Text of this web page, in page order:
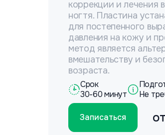
коррекции и лечения
ногтя. Пластина
для постепенного
давления на кожу и
метод является
вмешательству и
возраста.
Срок
30-60 минут
Не
Записаться от